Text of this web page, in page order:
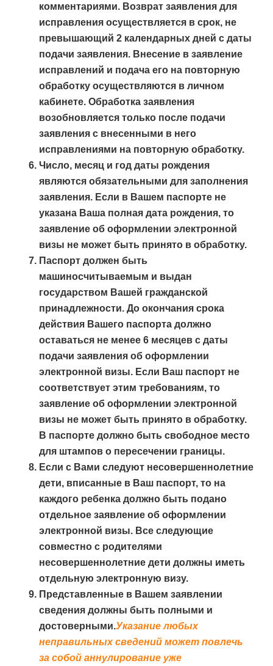
комментариями. Возврат заявления для
исправления осуществляется в срок, не
превышающий 2 календарных дней с даты
подачи заявления. Внесение в заявление
исправлений и подача его на повторную
обработку осуществляются в личном
кабинете. Обработка заявления
возобновляется только после подачи
заявления с внесенными в него
исправлениями на повторную обработку.
Число, месяц и год даты рождения
являются обязательными для заполнения
заявления. Если в Вашем паспорте не
указана Ваша полная дата рождения, то
заявление об оформлении электронной
визы не может быть принято в обработку.
Паспорт должен быть
машиносчитываемым и выдан
государством Вашей гражданской
принадлежности. До окончания срока
действия Вашего паспорта должно
оставаться не менее 6 месяцев с даты
подачи заявления об оформлении
электронной визы. Если Ваш паспорт не
соответствует этим требованиям, то
заявление об оформлении электронной
визы не может быть принято в обработку.
В паспорте должно быть свободное место
для штампов о пересечении границы.
Если с Вами следуют несовершеннолетние
дети, вписанные в Ваш паспорт, то на
каждого ребенка должно быть подано
отдельное заявление об оформлении
электронной визы. Все следующие
совместно с родителями
несовершеннолетние дети должны иметь
отдельную электронную визу.
Представленные в Вашем заявлении
сведения должны быть полными и
достоверными.Указание любых
неправильных сведений может повлечь
за собой аннулирование уже